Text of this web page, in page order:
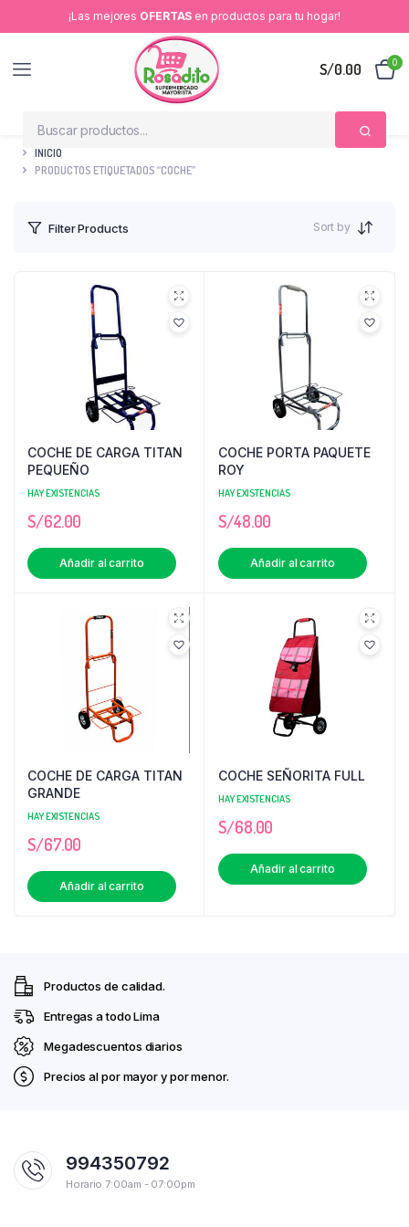
¡Las mejores OFERTAS en productos para tu hogar!
S/0.00 0
INICIO
PRODUCTOS ETIQUETADOS “COCHE”
Filter Products Sort by
COCHE DE CARGA TITAN
PEQUEÑO
HAY EXISTENCIAS
S/62.00
Añadir al carrito
COCHE PORTA PAQUETE
ROY
HAY EXISTENCIAS
S/48.00
Añadir al carrito
COCHE DE CARGA TITAN
GRANDE
HAY EXISTENCIAS
S/67.00
Añadir al carrito
COCHE SEÑORITA FULL
HAY EXISTENCIAS
S/68.00
Añadir al carrito
Productos de calidad.
Entregas a todo Lima
Megadescuentos diarios
Precios al por mayor y por menor.
994350792
Horario 7:00am - 07:00pm